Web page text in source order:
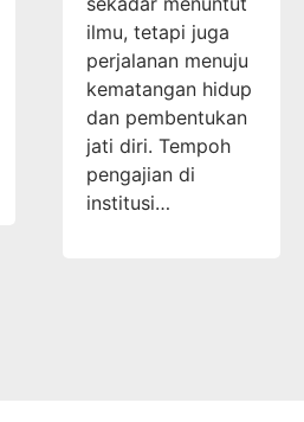
ilmu, tetapi juga
perjalanan menuju
kematangan hidup
dan pembentukan
jati diri. Tempoh
pengajian di
institusi…